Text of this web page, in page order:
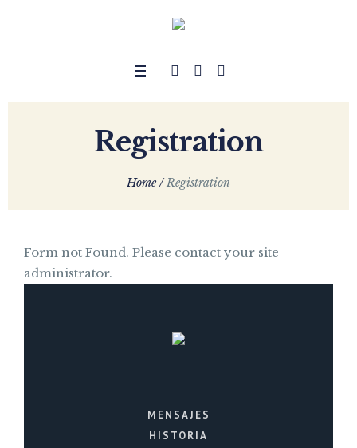
Registration
Home /Registration
Form not Found. Please contact your site
administrator.
MENSAJES
HISTORIA